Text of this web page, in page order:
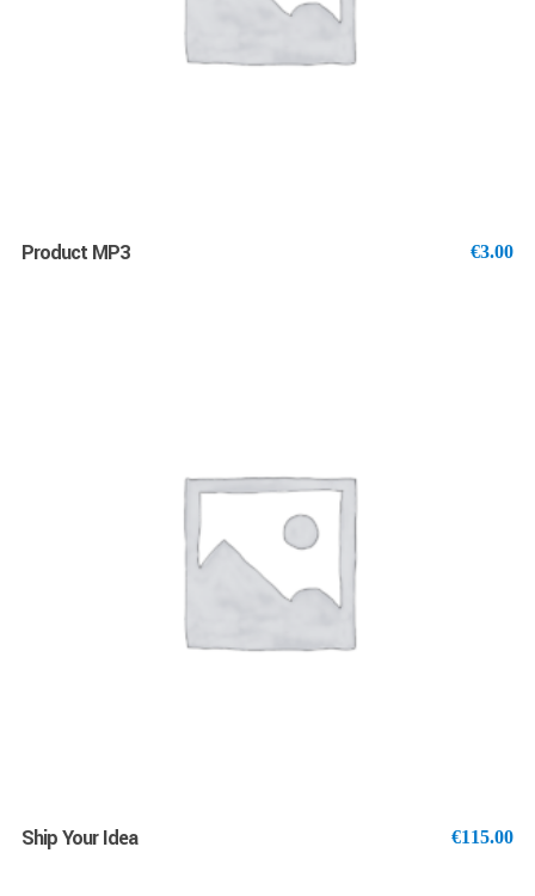
Product MP3 €3.00
AJOUTER AU PANIER
Ship Your Idea €115.00